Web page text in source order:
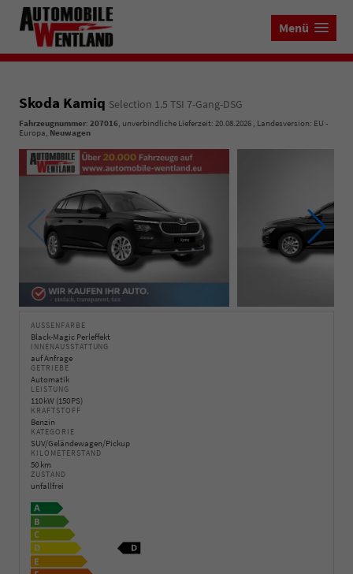
Menü
Skoda Kamiq Selection 1.5 TSI 7-Gang-DSG
Fahrzeugnummer: 207016, unverbindliche Lieferzeit: 20.08.2026 , Landesversion: EU -
Europa, Neuwagen
AUSSENFARBE
Black-Magic Perleffekt
INNENAUSSTATTUNG
auf Anfrage
GETRIEBE
Automatik
LEISTUNG
110 kW (150 PS)
KRAFTSTOFF
Benzin
KATEGORIE
SUV/Geländewagen/Pickup
KILOMETERSTAND
50 km
ZUSTAND
unfallfrei